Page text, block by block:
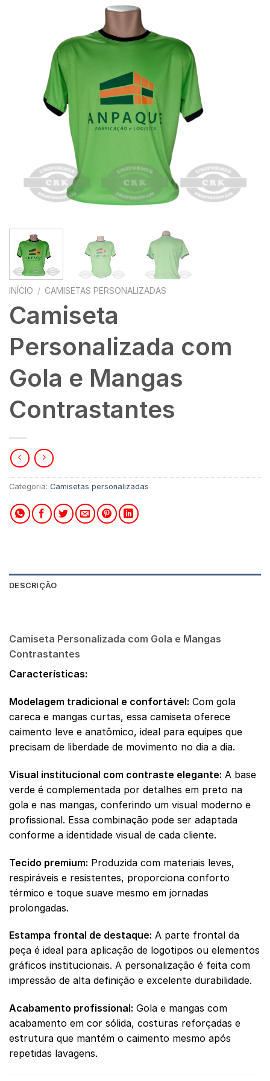
INÍCIO / CAMISETAS PERSONALIZADAS
Camiseta
Personalizada com
Gola e Mangas
Contrastantes
Categoria: Camisetas personalizadas
DESCRIÇÃO
Camiseta Personalizada com Gola e Mangas
Contrastantes
Características:
Modelagem tradicional e confortável: Com gola
careca e mangas curtas, essa camiseta oferece
caimento leve e anatômico, ideal para equipes que
precisam de liberdade de movimento no dia a dia.
Visual institucional com contraste elegante: A base
verde é complementada por detalhes em preto na
gola e nas mangas, conferindo um visual moderno e
profissional. Essa combinação pode ser adaptada
conforme a identidade visual de cada cliente.
Tecido premium: Produzida com materiais leves,
respiráveis e resistentes, proporciona conforto
térmico e toque suave mesmo em jornadas
prolongadas.
Estampa frontal de destaque: A parte frontal da
peça é ideal para aplicação de logotipos ou elementos
gráficos institucionais. A personalização é feita com
impressão de alta definição e excelente durabilidade.
Acabamento profissional: Gola e mangas com
acabamento em cor sólida, costuras reforçadas e
estrutura que mantém o caimento mesmo após
repetidas lavagens.